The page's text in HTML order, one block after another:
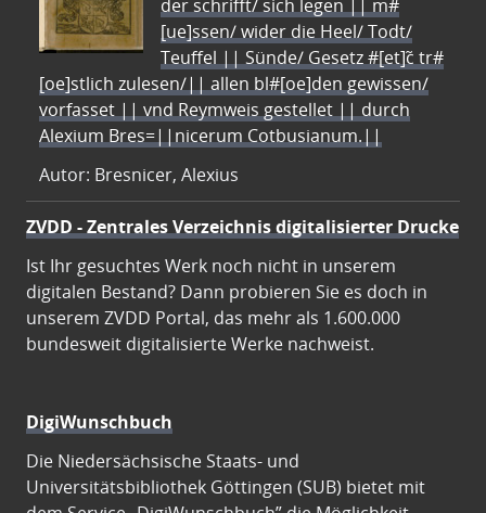
der schrifft/ sich legen || m#
[ue]ssen/ wider die Heel/ Todt/
Teuffel || Sünde/ Gesetz #[et]c̃ tr#
[oe]stlich zulesen/|| allen bl#[oe]den gewissen/
vorfasset || vnd Reymweis gestellet || durch
Alexium Bres=||nicerum Cotbusianum.||
Autor: Bresnicer, Alexius
ZVDD - Zentrales Verzeichnis digitalisierter Drucke
Ist Ihr gesuchtes Werk noch nicht in unserem
digitalen Bestand? Dann probieren Sie es doch in
unserem ZVDD Portal, das mehr als 1.600.000
bundesweit digitalisierte Werke nachweist.
DigiWunschbuch
Die Niedersächsische Staats- und
Universitätsbibliothek Göttingen (SUB) bietet mit